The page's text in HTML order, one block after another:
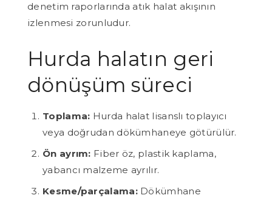
denetim raporlarında atık halat akışının
izlenmesi zorunludur.
Hurda halatın geri
dönüşüm süreci
Toplama: Hurda halat lisanslı toplayıcı
veya doğrudan dökümhaneye götürülür.
Ön ayrım: Fiber öz, plastik kaplama,
yabancı malzeme ayrılır.
Kesme/parçalama:Dökümhane